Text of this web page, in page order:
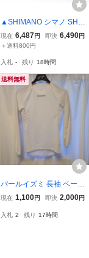
▲SHIMANO シマノ SH-R
C300M L01 E EU41 サイ
ズ25.8cm ROAD ビンデ
現在 6,487円 即決 6,490円
＋送料800円
入札 - 残り 18時間
送料無料
パールイズミ 長袖 ベース
レイヤー アンダーウェア
現在 1,100円 即決 2,000円
入札 2 残り 17時間